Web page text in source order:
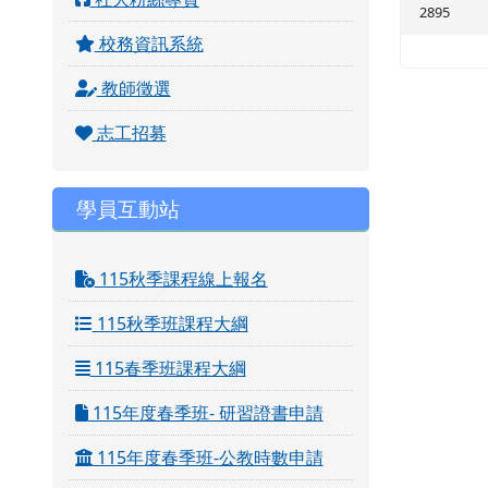
校務資訊系統
教師徵選
志工招募
學員互動站
115秋季課程線上報名
115秋季班課程大綱
115春季班課程大綱
115年度春季班- 研習證書申請
115年度春季班-公教時數申請
2895